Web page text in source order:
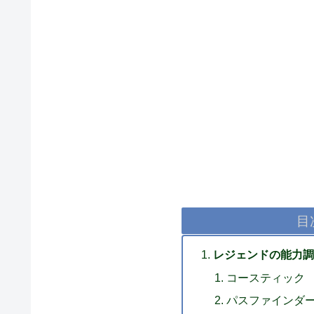
目
レジェンドの能力
コースティック
パスファインダ